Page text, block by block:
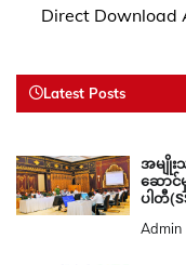
Direct Download
Latest Posts
အမျိုး
ဆောင်
ပါတီ
Admin